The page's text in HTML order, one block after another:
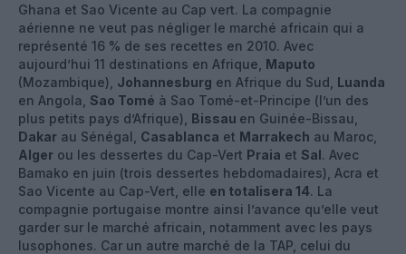
Ghana et Sao Vicente au Cap vert. La compagnie
aérienne ne veut pas négliger le marché africain qui a
représenté 16 % de ses recettes en 2010. Avec
aujourd’hui 11 destinations en Afrique, Maputo
(Mozambique), Johannesburg en Afrique du Sud, Luanda
en Angola, Sao Tomé à Sao Tomé-et-Principe (l’un des
plus petits pays d’Afrique), Bissau en Guinée-Bissau,
Dakar au Sénégal, Casablanca et Marrakech au Maroc,
Alger ou les dessertes du Cap-Vert Praia et Sal. Avec
Bamako en juin (trois dessertes hebdomadaires), Acra et
Sao Vicente au Cap-Vert, elle en totalisera 14. La
compagnie portugaise montre ainsi l’avance qu’elle veut
garder sur le marché africain, notamment avec les pays
lusophones. Car un autre marché de la TAP, celui du